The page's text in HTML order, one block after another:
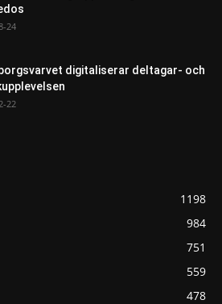
24
digitaliserar deltagar- och
22
1198
984
751
559
478